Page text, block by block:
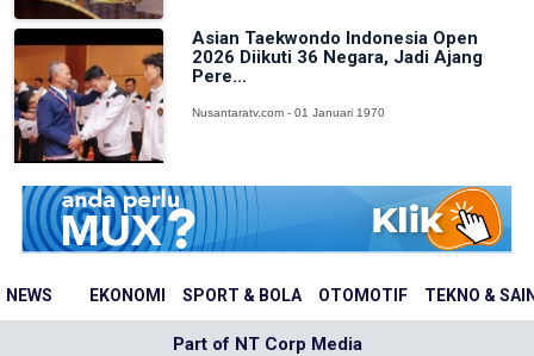
NEWS EKONOMI SPORT & BOLA OTOMOTIF TEKNO &
Asian Taekwondo Indonesia Open
2026 Diikuti 36 Negara, Jadi Ajang
Pere...
Nusantaratv.com - 01 Januari 1970
Part of NT Corp Media